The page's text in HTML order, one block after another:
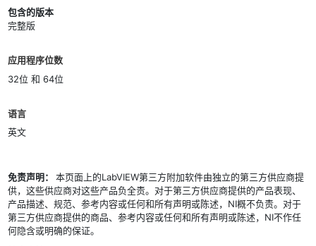
包含的版本
完整版
应用程序位数
32位 和 64位
语言
英文
免责声明：本页面上的LabVIEW第三方附加软件由独立的第三方供应商提
供，这些供应商对这些产品负全责。对于第三方供应商提供的产品表现、
产品描述、规范、参考内容或任何和所有声明或陈述，NI概不负责。对于
第三方供应商提供的商品、参考内容或任何和所有声明或陈述，NI不作任
何隐含或明确的保证。